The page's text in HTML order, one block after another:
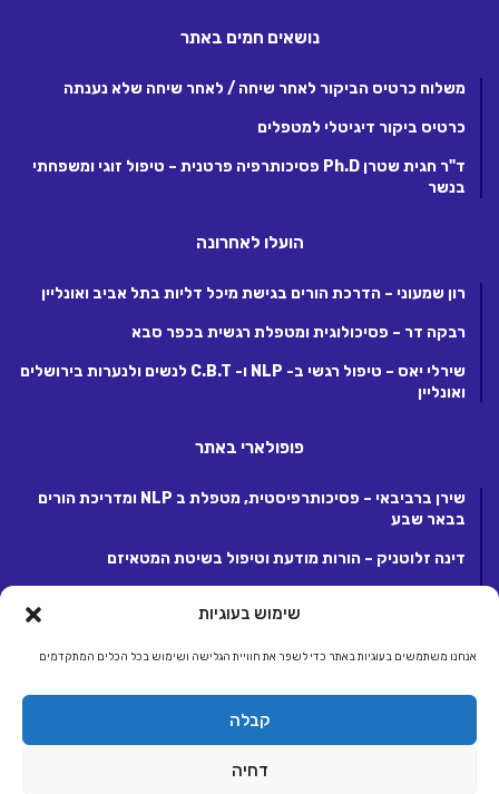
שימוש בעוגיות
אנחנו משתמשים בעוגיות באתר כדי לשפר את חוויית הגלישה ושימוש בכל הכלים המתקדמים
קבלה
דחיה
נושאים חמים באתר
משלוח כרטיס הביקור לאחר שיחה / לאחר שיחה שלא נענתה
כרטיס ביקור דיגיטלי למטפלים
ד"ר חגית שטרן Ph.D פסיכותרפיה פרטנית – טיפול זוגי ומשפחתי
בנשר
הועלו לאחרונה
רון שמעוני – הדרכת הורים בגישת מיכל דליות בתל אביב ואונליין
רבקה דר – פסיכולוגית ומטפלת רגשית בכפר סבא
שירלי יאס – טיפול רגשי ב- NLP ו- C.B.T לנשים ולנערות בירושלים
ואונליין
פופולארי באתר
שירן ברביבאי – פסיכותרפיסטית, מטפלת ב NLP ומדריכת הורים
בבאר שבע
דינה זלוטניק – הורות מודעת וטיפול בשיטת המטאיזם
מפעילת קבוצת אתרי אלטרנטיבלי |